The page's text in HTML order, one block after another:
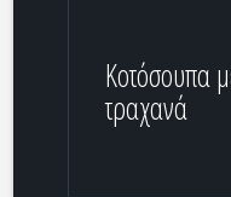
Κοτόσουπα
τραχανά